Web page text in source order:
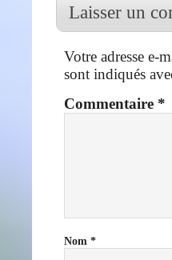
Laisser un
Votre adresse e-
sont indiqués
Commentaire *
Nom *